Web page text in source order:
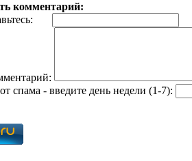
комментарий:
спама - введите день недели (1-7):